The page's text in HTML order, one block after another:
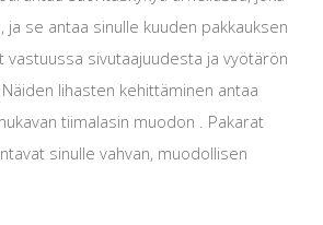
ja se antaa sinulle kuuden pakkauksen
vastuussa sivutaajuudesta ja vyötärön
lihasten kehittäminen antaa
tiimalasin muodon . Pakarat
sinulle vahvan, muodollisen